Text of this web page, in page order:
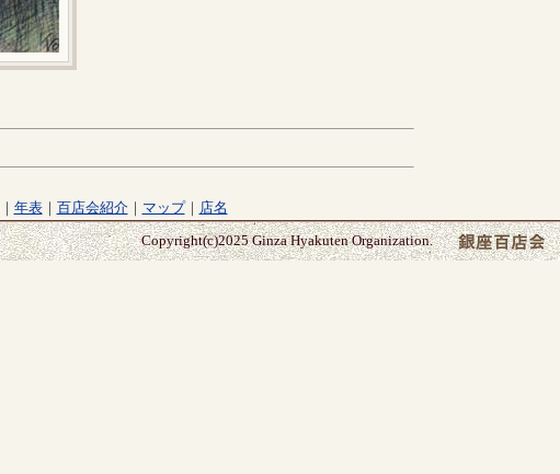
｜ 年表｜ 百店会紹介｜ マップ｜ 店名
Copyright(c)2025 Ginza Hyakuten Organization.